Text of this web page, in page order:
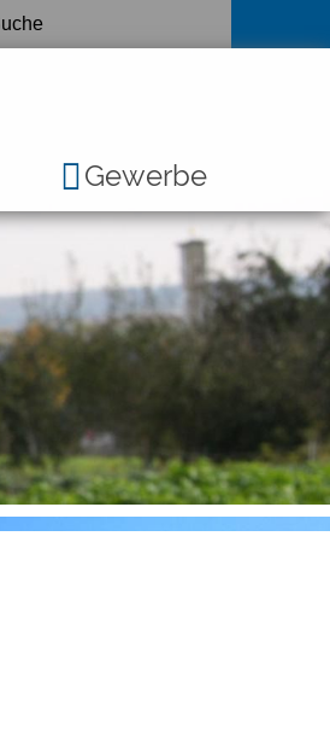
Gewerbe